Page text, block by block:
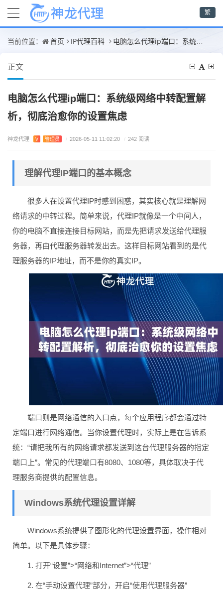
繁
当前位置： 首页 IP代理百科 电脑怎么代理ip端口：系统级网络中转配置解析，彻底治愈你的设置焦虑
正文
电脑怎么代理ip端口：系统级网络中转配置解
析，彻底治愈你的设置焦虑
神龙代理 V 管理员 / 2026-05-11 11:02:20 / 242 阅读
理解代理IP端口的基本概念
很多人在设置代理IP时感到困惑，其实核心就是理解网
络请求的中转过程。简单来说，代理IP就像是一个中间人，
你的电脑不直接连接目标网站，而是先把请求发送给代理服
务器，再由代理服务器转发出去。这样目标网站看到的是代
理服务器的IP地址，而不是你的真实IP。
端口则是网络通信的入口点，每个应用程序都会通过特
定端口进行网络通信。当你设置代理时，实际上是在告诉系
统：“请把我所有的网络请求都发送到这台代理服务器的指定
端口上”。常见的代理端口有8080、1080等，具体取决于代
理服务商提供的配置信息。
Windows系统代理设置详解
Windows系统提供了图形化的代理设置界面，操作相对
简单。以下是具体步骤：
1. 打开“设置”>“网络和Internet”>“代理”
2. 在“手动设置代理”部分，开启“使用代理服务器”